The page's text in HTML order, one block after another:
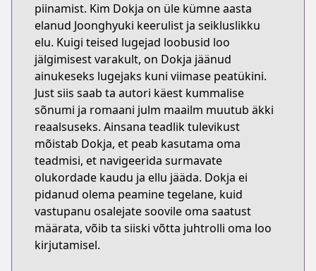
piinamist. Kim Dokja on üle kümne aasta
elanud Joonghyuki keerulist ja seikluslikku
elu. Kuigi teised lugejad loobusid loo
jälgimisest varakult, on Dokja jäänud
ainukeseks lugejaks kuni viimase peatükini.
Just siis saab ta autori käest kummalise
sõnumi ja romaani julm maailm muutub äkki
reaalsuseks. Ainsana teadlik tulevikust
mõistab Dokja, et peab kasutama oma
teadmisi, et navigeerida surmavate
olukordade kaudu ja ellu jääda. Dokja ei
pidanud olema peamine tegelane, kuid
vastupanu osalejate soovile oma saatust
määrata, võib ta siiski võtta juhtrolli oma loo
kirjutamisel.